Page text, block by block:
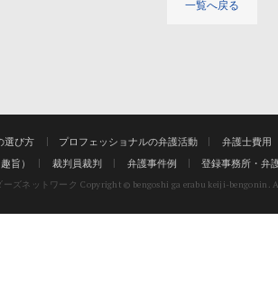
一覧へ戻る
選び方 プロフェッショナルの弁護活動
弁護士費用
旨）
裁判員裁判 弁護事件例 登録事務所・弁
ーズネットワークCopyright © bengoshi ga erabu keiji-bengonin.